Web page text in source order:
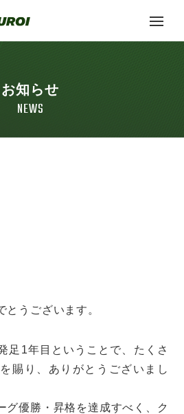
お知らせ
NEWS
とうございます。
足1年目ということで、たくさ
賜り、ありがとうございまし
グ優勝・昇格を達成すべく、ク